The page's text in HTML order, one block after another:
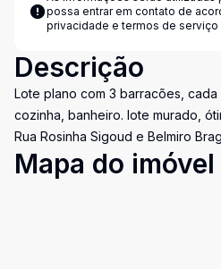
possa entrar em contato de
privacidade e termos de serviço
Descrição
Lote plano com 3 barracões, cada
cozinha, banheiro. lote murado,
Rua Rosinha Sigoud e Belmiro
Mapa do imóvel